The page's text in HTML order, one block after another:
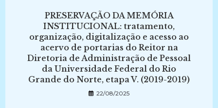
PRESERVAÇÃO DA MEMÓRIA
INSTITUCIONAL: tratamento,
organização, digitalização e acesso ao
acervo de portarias do Reitor na
Diretoria de Administração de Pessoal
da Universidade Federal do Rio
Grande do Norte, etapa V. (2019-2019)
22/08/2025